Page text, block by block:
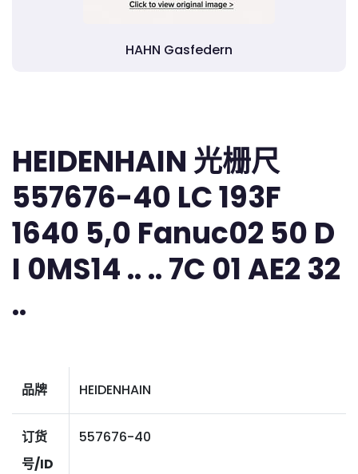
HAHN Gasfedern
HEIDENHAIN 光栅尺
557676-40 LC 193F
1640 5,0 Fanuc02 50 D
I 0MS14 .. .. 7C 01 AE2 32
..
品牌 HEIDENHAIN
订货
号/ID
557676-40